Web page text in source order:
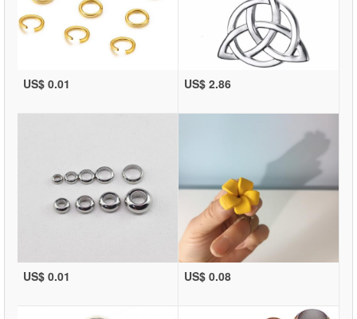
US$ 0.01 US$ 2.86
US$ 0.01 US$ 0.08